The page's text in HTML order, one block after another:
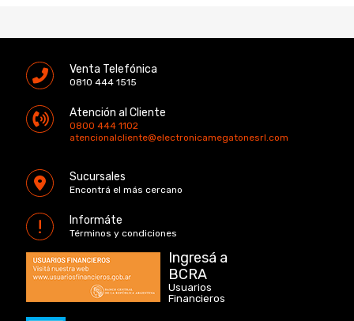
Venta Telefónica
0810 444 1515
Atención al Cliente
0800 444 1102
atencionalcliente@electronicamegatonesrl.com
Sucursales
Encontrá el más cercano
Informáte
Términos y condiciones
Ingresá a
BCRA
Usuarios
Financieros